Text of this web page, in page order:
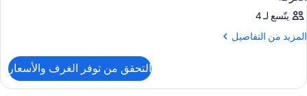
يتّسع لـ 4
المزيد من التفاصيل
المزيد
الغرفة
التحقق من توفر الغرف والأسعار